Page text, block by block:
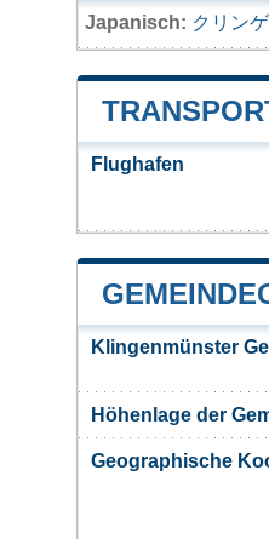
Japanisch: クリン
Flughafen
Klingenmünster
Höhenlage der
Geographische